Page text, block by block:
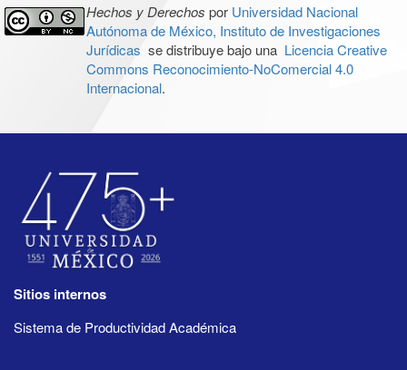
Hechos y Derechos por Universidad Nacional
Autónoma de México, Instituto de Investigaciones
Jurídicas se distribuye bajo una Licencia Creative
Commons Reconocimiento-NoComercial 4.0
Internacional.
Sitios internos
Sistema de Productividad Académica